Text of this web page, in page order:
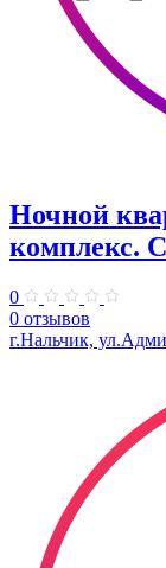
Ночной
комплекс.
0
0 отзывов
г.Нальчик,